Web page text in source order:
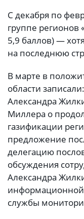
С декабря по
группе регионов
5,9 баллов) —
на последнюю
В марте в
области
Александра
Миллера о
газификации
предложение
делегацию
обсуждения
Александра
информационной
службы